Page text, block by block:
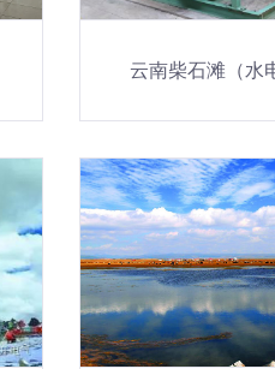
云南柴石滩（水